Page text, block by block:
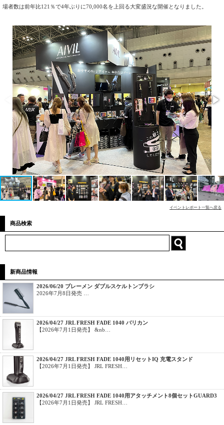
場者数は前年比121％で4年ぶりに70, 000名を上回る大変盛況な開催となりました。
イベントレポート一覧へ戻る
商品検索
新商品情報
2026/06/20 ブレーメン ダブルスケルトンブラシ
2026年7月8日発売 …
2026/04/27 JRL FRESH FADE 1040 バリカン
【2026年7月1日発売】 &nb…
2026/04/27 JRL FRESH FADE 1040用リセットIQ 充電スタンド
【2026年7月1日発売】 JRL FRESH…
2026/04/27 JRL FRESH FADE 1040用アタッチメント8個セットGUARD3
【2026年7月1日発売】 JRL FRESH…